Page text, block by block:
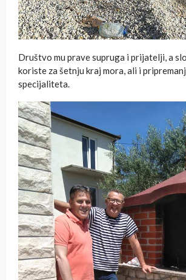
Društvo mu prave supruga i prijatelji, a
koriste za šetnju kraj mora, ali i
specijaliteta.